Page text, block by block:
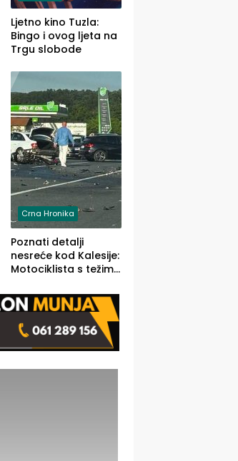
Ljetno kino Tuzla:
Bingo i ovog ljeta na
Trgu slobode
Crna Hronika
Poznati detalji
nesreće kod Kalesije:
Motociklista s težim,
lakšim povredama